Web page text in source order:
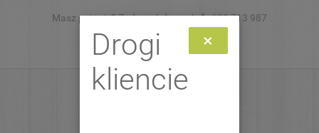
Skip to content
Masz pytanie? Zadzwoń do nas! 693 713 987
Zaloguj Zarejestruj
Drogi
kliencie
×